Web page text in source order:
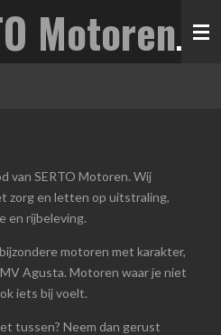
Motoren
van SERTO Motoren. Wij
zorg en letten op uitstraling,
en rijbeleving.
motoren met karakter,
Agusta. Motoren waar je niet
iets bij voelt.
tussen? Neem dan gerust